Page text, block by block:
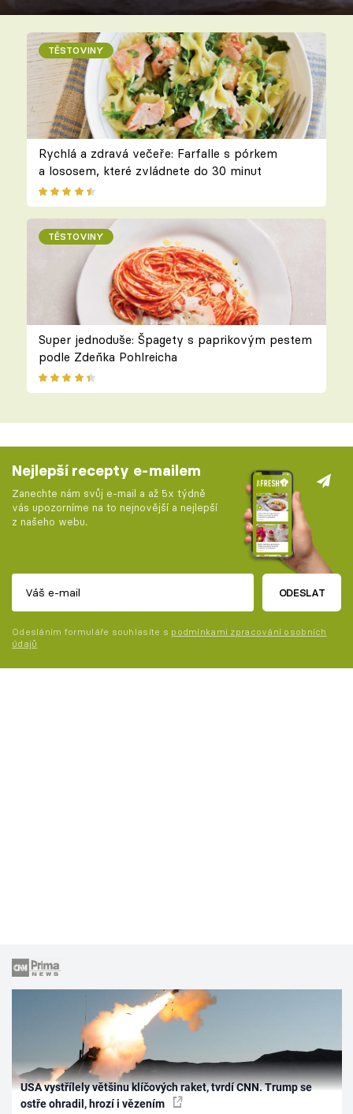
TĚSTOVINY
Rychlá a zdravá večeře: Farfalle s pórkem
a lososem, které zvládnete do 30 minut
TĚSTOVINY
Super jednoduše: Špagety s paprikovým pestem
podle Zdeňka Pohlreicha
Nejlepší recepty e-mailem
Zanechte nám svůj e-mail a až 5x týdně
vás upozorníme na to nejnovější a nejlepší
z našeho webu.
ODESLAT
Odesláním formuláře souhlasíte s podmínkami zpracování osobních
údajů
USA vystřílely většinu klíčových raket, tvrdí CNN. Trump se
ostře ohradil, hrozí i vězením